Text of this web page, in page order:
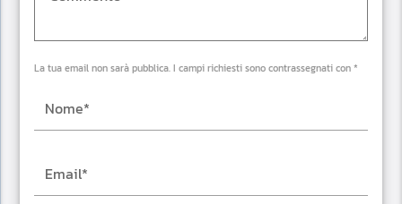
La tua email non sarà pubblica. I campi richiesti sono contrassegnati con *